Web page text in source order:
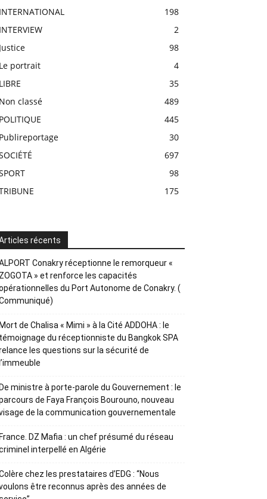
INTERNATIONAL
198
INTERVIEW
2
Justice
98
Le portrait
4
LIBRE
35
Non classé
489
POLITIQUE
445
Publireportage
30
697
98
175
récents
Conakry réceptionne le remorqueur «
ZOGOTA » et renforce les capacités
du Port Autonome de Conakry. (
Mort de Chalisa « Mimi » à la Cité ADDOHA : le
témoignage du réceptionniste du Bangkok SPA
les questions sur la sécurité de
l’immeuble
De ministre à porte-parole du Gouvernement : le
de Faya François Bourouno, nouveau
de la communication gouvernementale
France. DZ Mafia : un chef présumé du réseau
interpellé en Algérie
chez les prestataires d’EDG : “Nous
être reconnus après des années de